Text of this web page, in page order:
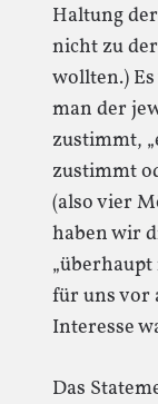
Haltung
nicht zu
wollten.)
man der
zustimmt,
zustimmt
(also vier
haben wir
für uns vor
Interesse
Das